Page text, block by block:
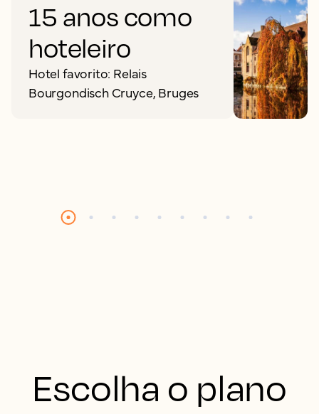
15 anos como
hoteleiro
Hotel favorito: Relais
Bourgondisch Cruyce, Bruges
Escolha o plano